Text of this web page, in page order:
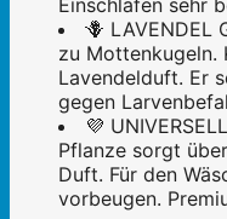
Einschlafen sehr
🪻 LAVENDEL
zu Mottenkugeln.
Lavendelduft. Er
gegen
💜
Pflanze sorgt
Duft. Für den
vorbeugen.